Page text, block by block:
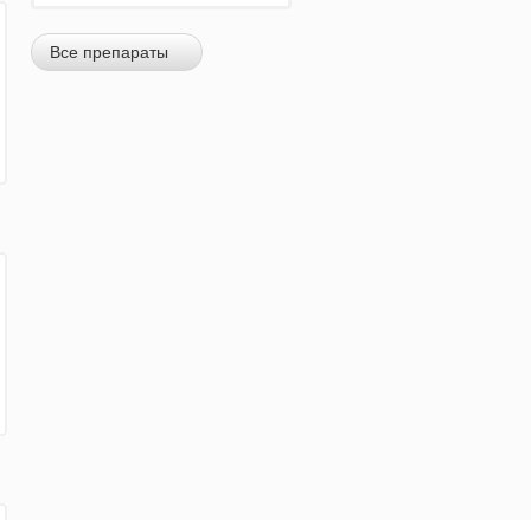
Все препараты